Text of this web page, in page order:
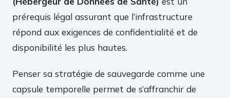
prérequis légal assurant que l’infrastructure
répond aux exigences de confidentialité et de
disponibilité les plus hautes.
Penser sa stratégie de sauvegarde comme une
capsule temporelle permet de s’affranchir de